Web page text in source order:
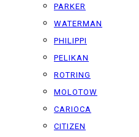
PARKER
WATERMAN
PHILIPPI
PELIKAN
ROTRING
MOLOTOW
CARIOCA
CITIZEN